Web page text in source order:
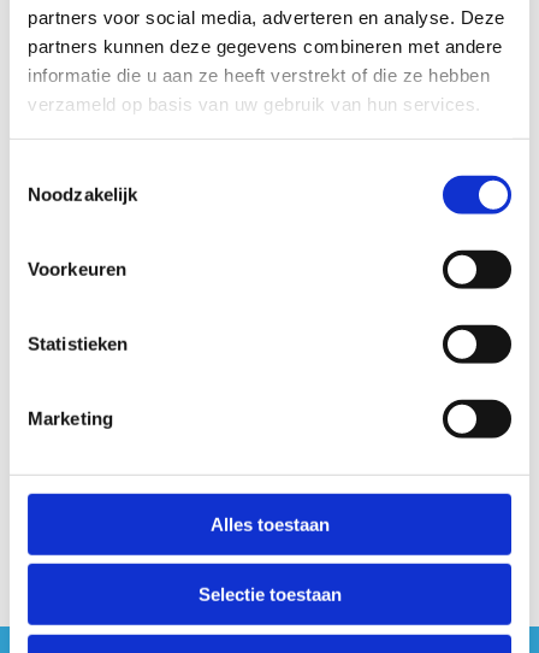
partners voor social media, adverteren en analyse. Deze
partners kunnen deze gegevens combineren met andere
informatie die u aan ze heeft verstrekt of die ze hebben
verzameld op basis van uw gebruik van hun services.
Noodzakelijk
Voorkeuren
Statistieken
Marketing
Alles toestaan
Selectie toestaan
De route voert je door de prachtige Voervallei en het
Bertembos, dat in het voorjaar verandert in een tapijt van
bosanemonen. Voor een soepele start van je avontuur, neem
vooraf contact op met de startplaats en maak goede
afspraken.
Beleef een onvergetelijke tocht door een van de mooiste